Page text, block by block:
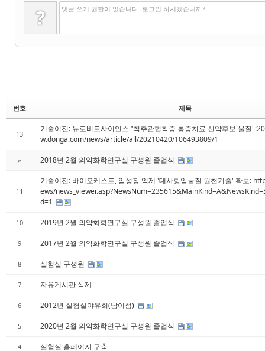
? 댓글 쓰기 권한이 없습니다. 로그인 하시겠습니까?
번호 제목
13
기술이전: 뉴로비트사이언스 “척추관협착증 통증치료 신약후보 물질
w.donga.com/news/article/all/20210420/106493809/1
» 2018년 2월 의약화학연구실 구성원 졸업식
11
기술이전: 바이오케스트, 암성장 억제 '대사항암물질 원천기술' 확보:
ews/
d=1
10 2019년 2월 의약화학연구실 구성원 졸업식
9 2017년 2월 의약화학연구실 구성원 졸업식
8 실험실 구성원
7 자유게시판 삭제
6 2012년 실험실야유회(남이섬)
5 2020년 2월 의약화학연구실 구성원 졸업식
4 실험실 홈페이지 구축